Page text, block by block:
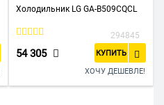
Холодильник LG GA-B509CQCL
294845
54 305 КУПИТЬ
ХОЧУ ДЕШЕВЛЕ!